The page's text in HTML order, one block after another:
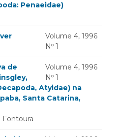
Penaeidae)
Volume 4, 1996
Nº 1
Volume 4, 1996
Nº 1
de
Atyidae) na
Santa Catarina,
Fontoura